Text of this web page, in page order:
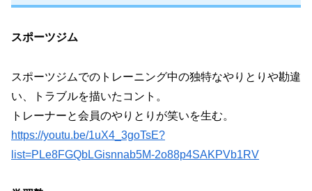
スポーツジム
スポーツジムでのトレーニング中の独特なやりとりや勘違
い、トラブルを描いたコント。
トレーナーと会員のやりとりが笑いを生む。
https://youtu.be/1uX4_3goTsE?
list=PLe8FGQbLGisnnab5M-2o88p4SAKPVb1RV